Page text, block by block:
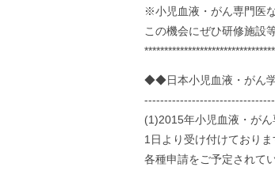
※小児血液・がん専門医
この機会にぜひ研修施設
◆◆日本小児血液・がん
---------------------------------
(1)2015年小児血液・が
1日より受け付けておりま
各種申請をご予定されて